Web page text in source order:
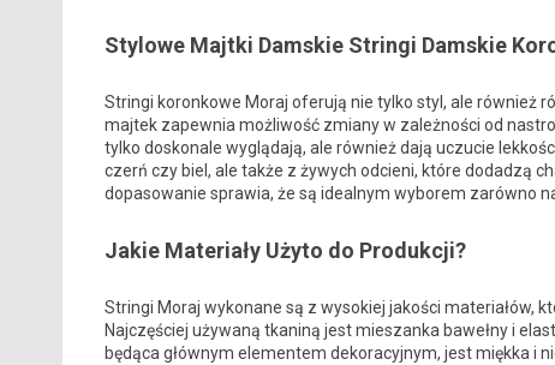
Stylowe Majtki Damskie Stringi Damskie
Stringi koronkowe Moraj oferują nie tylko styl, ale również
majtek zapewnia możliwość zmiany w zależności od
tylko doskonale wyglądają, ale również dają uczucie
czerń czy biel, ale także z żywych odcieni, które dodadzą
dopasowanie sprawia, że są idealnym wyborem zarówno
Jakie Materiały Użyto do Produkcji?
Stringi Moraj wykonane są z wysokiej jakości materiałów,
Najczęściej używaną tkaniną jest mieszanka bawełny i
będąca głównym elementem dekoracyjnym, jest miękka i